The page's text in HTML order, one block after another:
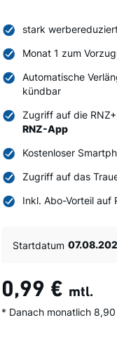
stark
Monat 1 zum
Automatische
kündbar
Zugriff auf die
RNZ-App
Kostenloser
Zugriff auf das
Inkl. Abo-Vorteil auf
Startdatum
mtl.
0,99 €
* Danach monatlich